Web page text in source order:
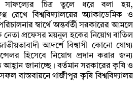
সাফল্যের চিত্র তুলে ধরে বলা হয়,
রেখে বিশ্ববিদ্যালয়ের অ্যাকাডেমিক ও
স্বার্থে অন্তর্বর্তী সরকারের আমলে
প্রফেসর ময়নুল হকের নিয়োগ বাতিল
আদর্শে বিশ্বাসী কোনো যোগ্য
হিসেবে নিয়োগ প্রদান করার জন্য
আহ্বান জানাচ্ছে। বর্তমান সরকারের কৃষি ও
বাস্তবায়নে গাজীপুর কৃষি বিশ্ববিদ্যালয়